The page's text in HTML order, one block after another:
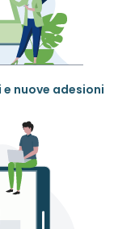
nuove adesioni